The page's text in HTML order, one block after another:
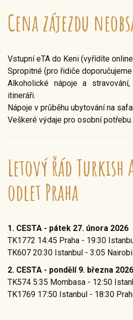
Cena zájezdu
Vstupní eTA do Keni (vyřídíte
Spropitné (pro řidiče
Alkoholické nápoje a
itineráři.
Nápoje v průběhu ubytování na
Veškeré výdaje pro osobní potřebu.
Letový řád
odlet Praha
1. CESTA - pátek 27. února 2026
TK1772 14:45 Praha - 19:30
TK607 20:30 Istanbul - 3:05 Nairobi
2. CESTA - pondělí 9. března 2026
TK574 5:35 Mombasa - 12:50
TK1769 17:50 Istanbul - 18:30